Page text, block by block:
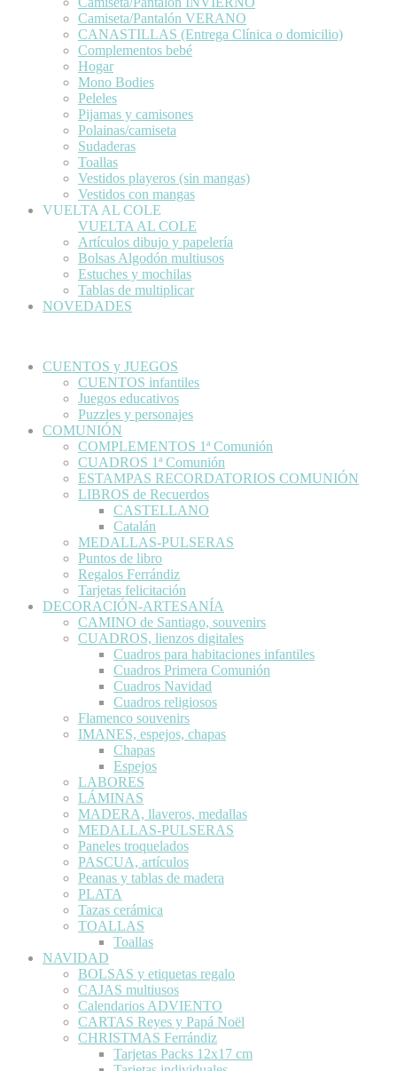
Camiseta/Pantalón VERANO
CANASTILLAS (Entrega Clínica o domicilio)
Complementos bebé
Hogar
Mono Bodies
Peleles
Pijamas y camisones
Polainas/camiseta
Sudaderas
Toallas
Vestidos playeros (sin mangas)
Vestidos con mangas
VUELTA AL COLE
VUELTA AL COLE
Artículos dibujo y papelería
Bolsas Algodón multiusos
Estuches y mochilas
Tablas de multiplicar
NOVEDADES
CUENTOS y JUEGOS
CUENTOS infantiles
Juegos educativos
Puzzles y personajes
COMUNIÓN
COMPLEMENTOS 1ª Comunión
CUADROS 1ª Comunión
ESTAMPAS RECORDATORIOS COMUNIÓN
LIBROS de Recuerdos
CASTELLANO
Catalán
MEDALLAS-PULSERAS
Puntos de libro
Regalos Ferrándiz
Tarjetas felicitación
DECORACIÓN-ARTESANÍA
CAMINO de Santiago, souvenirs
CUADROS, lienzos digitales
Cuadros para habitaciones infantiles
Cuadros Primera Comunión
Cuadros Navidad
Cuadros religiosos
Flamenco souvenirs
IMANES, espejos, chapas
Chapas
Espejos
LABORES
LÁMINAS
MADERA, llaveros, medallas
MEDALLAS-PULSERAS
Paneles troquelados
PASCUA, artículos
Peanas y tablas de madera
PLATA
Tazas cerámica
TOALLAS
Toallas
NAVIDAD
BOLSAS y etiquetas regalo
CAJAS multiusos
Calendarios ADVIENTO
CARTAS Reyes y Papá Noël
CHRISTMAS Ferrándiz
Tarjetas Packs 12x17 cm